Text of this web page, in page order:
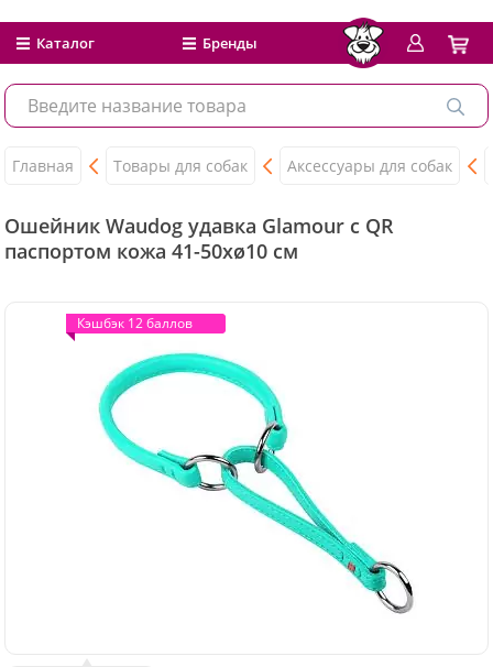
Каталог Бренды
Главная Товары для собак Аксессуары для собак
Ошейник Waudog удавка Glamour с QR
паспортом кожа 41-50xø10 см
Кэшбэк 12 баллов
Кэшбэк 12 баллов